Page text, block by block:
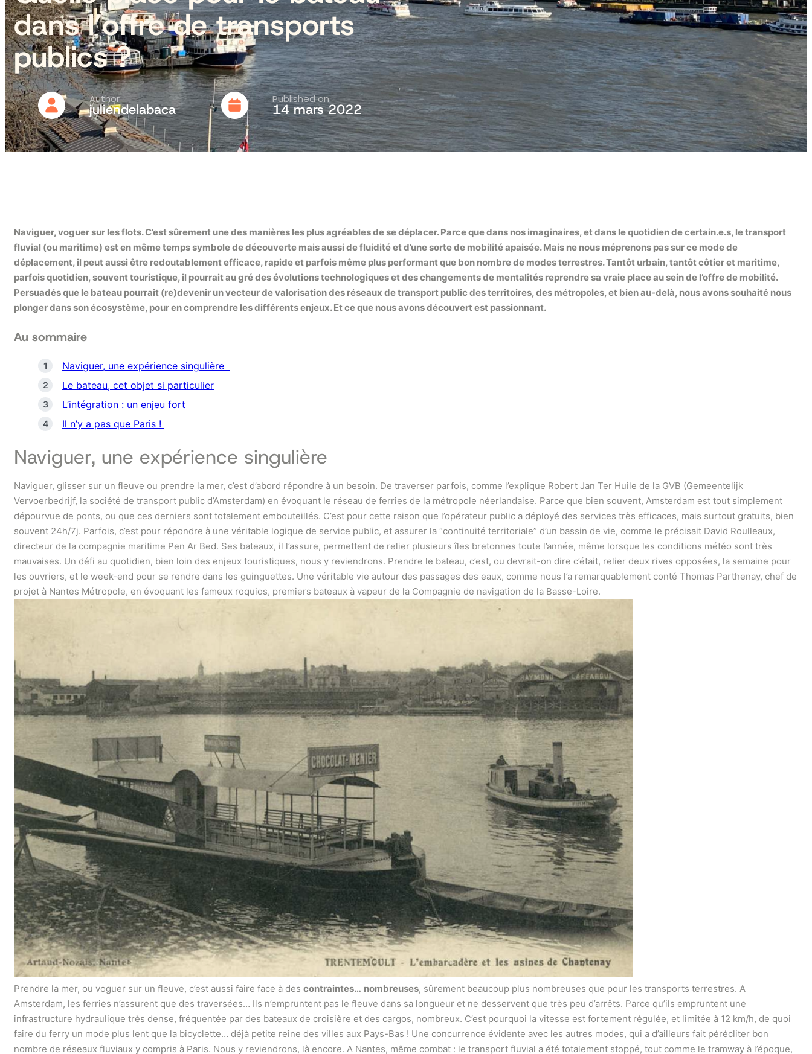
dans l’offre de transports
publics ?
Author
juliendelabaca
Published on
14 mars 2022
Naviguer, voguer sur les flots. C’est sûrement une des manières les plus agréables de se déplacer. Parce que dans nos imaginaires, et dans le quotidien de certain.e.s, le transport
fluvial (ou maritime) est en même temps symbole de découverte mais aussi de fluidité et d’une sorte de mobilité apaisée. Mais ne nous méprenons pas sur ce mode de
déplacement, il peut aussi être redoutablement efficace, rapide et parfois même plus performant que bon nombre de modes terrestres. Tantôt urbain, tantôt côtier et maritime,
parfois quotidien, souvent touristique, il pourrait au gré des évolutions technologiques et des changements de mentalités reprendre sa vraie place au sein de l’offre de mobilité.
Persuadés que le bateau pourrait (re)devenir un vecteur de valorisation des réseaux de transport public des territoires, des métropoles, et bien au-delà, nous avons souhaité nous
plonger dans son écosystème, pour en comprendre les différents enjeux. Et ce que nous avons découvert est passionnant.
Au sommaire
Naviguer, une expérience singulière
Le bateau, cet objet si particulier
L’intégration : un enjeu fort
Il n’y a pas que Paris !
Naviguer, une expérience singulière
Naviguer, glisser sur un fleuve ou prendre la mer, c’est d’abord répondre à un besoin. De traverser parfois, comme l’explique Robert Jan Ter Huile de la GVB (Gemeentelijk
Vervoerbedrijf, la société de transport public d’Amsterdam) en évoquant le réseau de ferries de la métropole néerlandaise. Parce que bien souvent, Amsterdam est tout simplement
dépourvue de ponts, ou que ces derniers sont totalement embouteillés. C’est pour cette raison que l’opérateur public a déployé des services très efficaces, mais surtout gratuits, bien
souvent 24h/7j. Parfois, c’est pour répondre à une véritable logique de service public, et assurer la “continuité territoriale” d’un bassin de vie, comme le précisait David Roulleaux,
directeur de la compagnie maritime Pen Ar Bed. Ses bateaux, il l’assure, permettent de relier plusieurs îles bretonnes toute l’année, même lorsque les conditions météo sont très
mauvaises. Un défi au quotidien, bien loin des enjeux touristiques, nous y reviendrons. Prendre le bateau, c’est, ou devrait-on dire c’était, relier deux rives opposées, la semaine pour
les ouvriers, et le week-end pour se rendre dans les guinguettes. Une véritable vie autour des passages des eaux, comme nous l’a remarquablement conté Thomas Parthenay, chef de
projet à Nantes Métropole, en évoquant les fameux roquios, premiers bateaux à vapeur de la Compagnie de navigation de la Basse-Loire.
Prendre la mer, ou voguer sur un fleuve, c’est aussi faire face à des contraintes… nombreuses, sûrement beaucoup plus nombreuses que pour les transports terrestres. A
Amsterdam, les ferries n’assurent que des traversées… Ils n’empruntent pas le fleuve dans sa longueur et ne desservent que très peu d’arrêts. Parce qu’ils empruntent une
infrastructure hydraulique très dense, fréquentée par des bateaux de croisière et des cargos, nombreux. C’est pourquoi la vitesse est fortement régulée, et limitée à 12 km/h, de quoi
faire du ferry un mode plus lent que la bicyclette… déjà petite reine des villes aux Pays-Bas ! Une concurrence évidente avec les autres modes, qui a d’ailleurs fait pérécliter bon
nombre de réseaux fluviaux y compris à Paris. Nous y reviendrons, là encore. A Nantes, même combat : le transport fluvial a été totalement stoppé, tout comme le tramway à l’époque,